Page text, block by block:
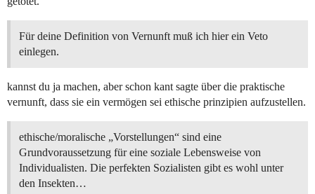
Für deine Definition von Vernunft muß ich hier ein Veto
einlegen.
kannst du ja machen, aber schon kant sagte über die praktische
vernunft, dass sie ein vermögen sei ethische prinzipien aufzustellen.
ethische/moralische „Vorstellungen“ sind eine
Grundvoraussetzung für eine soziale Lebensweise von
Individualisten. Die perfekten Sozialisten gibt es wohl unter
den Insekten…